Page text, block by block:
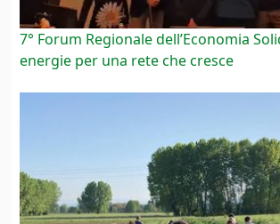
7° Forum Regionale dell’Economia
energie per una rete che cresce